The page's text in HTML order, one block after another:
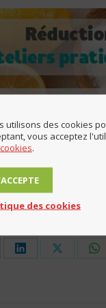
Share
Share
utilisons des cookies
vous acceptez
.
des cookies